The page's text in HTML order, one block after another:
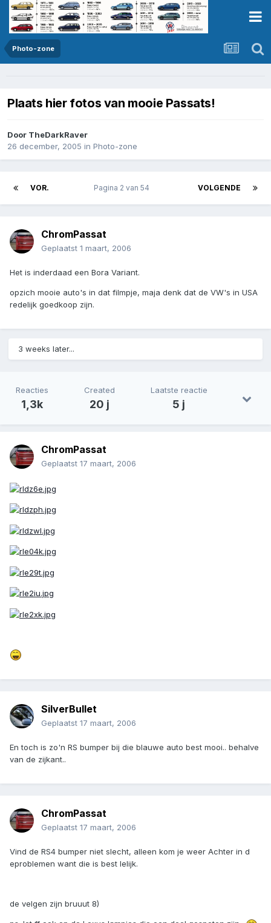
Photo-zone
Plaats hier fotos van mooie Passats!
Door TheDarkRaver
26 december, 2005 in Photo-zone
VOR. VOLGENDE
Pagina 2 van 54
ChromPassat
Geplaatst 1 maart, 2006
Het is inderdaad een Bora Variant.
opzich mooie auto's in dat filmpje, maja denk dat de VW's in USA
redelijk goedkoop zijn.
3 weeks later...
Reacties
1,3k
Created
20 j
Laatste reactie
5 j
ChromPassat
Geplaatst 17 maart, 2006
SilverBullet
Geplaatst 17 maart, 2006
En toch is zo'n RS bumper bij die blauwe auto best mooi.. behalve
van de zijkant..
ChromPassat
Geplaatst 17 maart, 2006
Vind de RS4 bumper niet slecht, alleen kom je weer Achter in d
eproblemen want die is best lelijk.
de velgen zijn bruuut 8)